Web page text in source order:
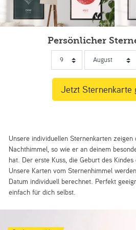
Persönlicher
Unsere individuellen Sternenkarten zeigen
Nachthimmel, so wie er an deinem
hat. Der erste Kuss, die Geburt des
Unsere Karten vom Sternenhimmel
Datum individuell berechnet. Perfekt
einfach für dich selbst.